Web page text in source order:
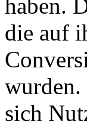
haben.
die auf
sich